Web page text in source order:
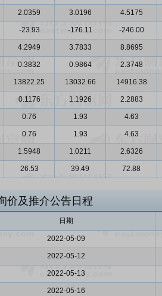
2.0359 3.0196 4.5175
-23.93 -176.11 -246.00
4.2949 3.7833 8.8695
0.3832 0.9864 2.3748
13822.25 13032.66 14916.38
0.1176 1.1926 2.2883
0.76 1.93 4.63
0.76 1.93 4.63
1.5948 1.0211 2.6326
26.53 39.49 72.88
价及推介公告日程
日期
2022-05-09
2022-05-12
2022-05-13
2022-05-16